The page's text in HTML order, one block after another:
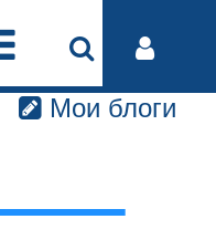
Мои блоги